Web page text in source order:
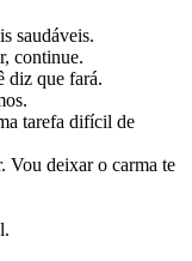
saudáveis.
continue.
diz que fará.
tarefa difícil de
Vou deixar o carma te